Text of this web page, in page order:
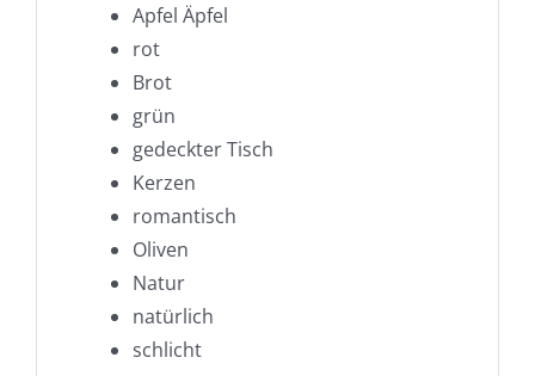
Apfel Äpfel
rot
Brot
grün
gedeckter Tisch
Kerzen
romantisch
Oliven
Natur
natürlich
schlicht